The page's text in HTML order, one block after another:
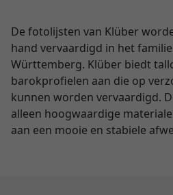
De fotolijsten van Klüber
hand vervaardigd in het
Württemberg. Klüber biedt
barokprofielen aan die op
kunnen worden vervaardigd.
alleen hoogwaardige
aan een mooie en stabiele